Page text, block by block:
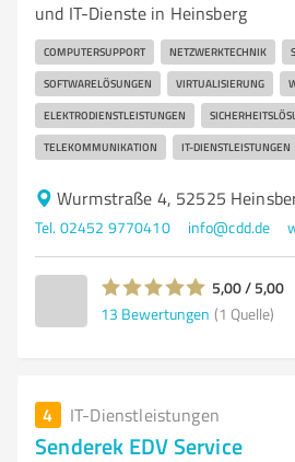
und IT-Dienste in Heinsberg
COMPUTERSUPPORT NETZWERKTECHNIK
SOFTWARELÖSUNGEN VIRTUALISIERUNG
ELEKTRODIENSTLEISTUNGEN
TELEKOMMUNIKATION IT-DIENSTLEISTUNGEN
Wurmstraße 4, 52525
Tel. 02452 9770410 info@cdd.de
5,00 / 5,00
13 Bewertungen (1 Quelle)
4 IT-Dienstleistungen
Senderek EDV Service